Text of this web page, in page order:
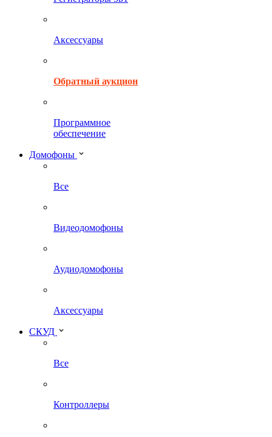
Аксессуары
Обратный аукцион
Программное
обеспечение
Домофоны
Все
Видеодомофоны
Аудиодомофоны
Аксессуары
СКУД
Все
Контроллеры